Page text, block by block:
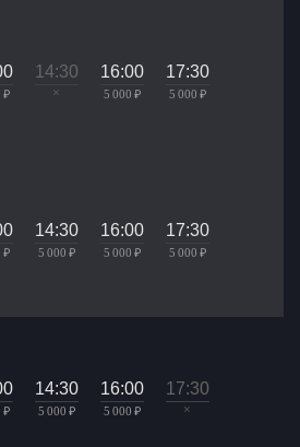
₽
14:30
×
16:00
5 000 ₽
17:30
5 000 ₽
₽
14:30
5 000 ₽
16:00
5 000 ₽
17:30
5 000 ₽
₽
14:30
5 000 ₽
16:00
5 000 ₽
17:30
×